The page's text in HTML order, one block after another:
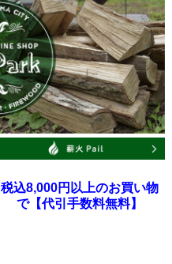
税込8,000円以上のお買い物
で【代引手数料無料】